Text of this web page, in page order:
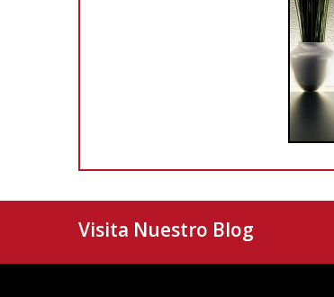
Visita Nuestro Blog